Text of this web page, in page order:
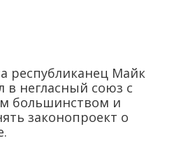
республиканец Майк
в негласный союз с
большинством и
законопроект о